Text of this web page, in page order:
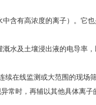
含有高浓度的离子）。它也
水及土壤浸出液的电导率
在线监测或大范围的现场筛
常时，再辅以其他具体离子